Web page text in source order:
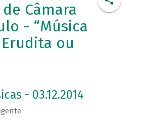
Câmara
- “Música
ou
- 03.12.2014